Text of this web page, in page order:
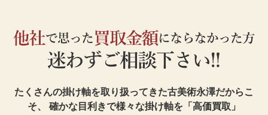
たくさんの掛け軸を取り扱ってきた古美術永澤だからこ
そ、 確かな目利きで様々な掛け軸を「高価買取」